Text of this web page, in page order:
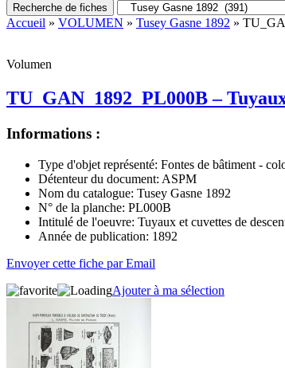
Recherche de fiches
Accueil » VOLUMEN » Tusey Gasne 1892 »
Volumen
TU_GAN_1892_PL000B –
Informations :
Type d'objet représenté: Fontes de bâtiment -
Détenteur du document: ASPM
Nom du catalogue: Tusey Gasne 1892
N° de la planche: PL000B
Intitulé de l'oeuvre: Tuyaux et cuvettes de
Année de publication: 1892
Envoyer cette fiche par Email
Ajouter à ma sélection